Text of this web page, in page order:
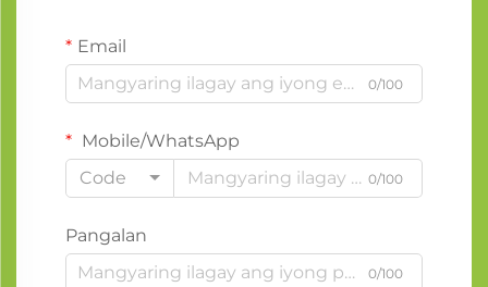
Email
0/100
Mobile/WhatsApp
Code
0/100
Pangalan
0/100